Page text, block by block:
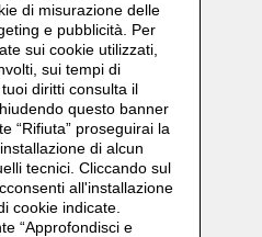
di misurazione delle
e pubblicità. Per
sui cookie utilizzati,
sui tempi di
diritti consulta il
questo banner
“Rifiuta” proseguirai la
di alcun
tecnici. Cliccando sul
all'installazione
cookie indicate.
“Approfondisci e